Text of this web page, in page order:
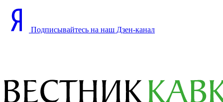
Подписывайтесь на наш Дзен-канал